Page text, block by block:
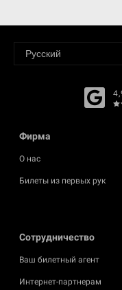
Фирма
О нас
Билеты из первых рук
Cотрудничество
Ваш билетный агент
Интернет-партнерам